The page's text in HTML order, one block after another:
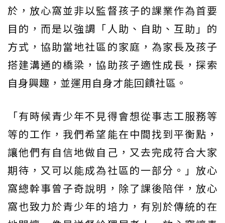
於，放心窩並非以監督孩子的課業作為首要
目的，而是以強調「人助、自助、互助」的
方式，協助當地社區的家庭，為家長及孩子
搭建溝通的橋梁，協助孩子適性成長，探索
自身興趣，並運用自身才能回饋社區。
「有時候青少年不見得會想從事志工服務等
等的工作，我們希望能在中間找到平衡點，
讓他們有自信地做自己，又去完成符合大家
期待，又可以能成為社區的一部分。」放心
窩總幹事曾子奇說明，除了課後陪伴，放心
窩也致力於青少年的培力，有別於傳統的在